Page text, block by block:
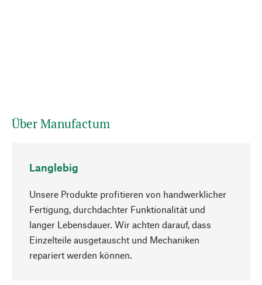
Über Manufactum
Langlebig
Unsere Produkte profitieren von handwerklicher
Fertigung, durchdachter Funktionalität und
langer Lebensdauer. Wir achten darauf, dass
Einzelteile ausgetauscht und Mechaniken
repariert werden können.